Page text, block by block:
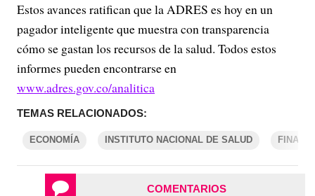
Estos avances ratifican que la ADRES es hoy en un
pagador inteligente que muestra con transparencia
cómo se gastan los recursos de la salud. Todos estos
informes pueden encontrarse en
www.adres.gov.co/analitica
TEMAS RELACIONADOS:
ECONOMÍA INSTITUTO NACIONAL DE SALUD
COMENTARIOS